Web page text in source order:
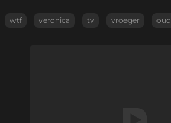
wtf veronica tv vroeger oud